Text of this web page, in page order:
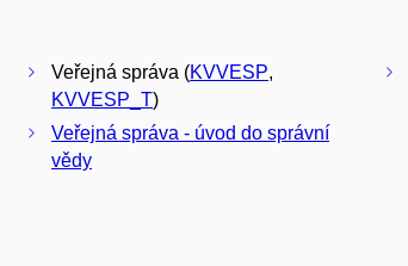
Veřejná správa (KVVESP,
KVVESP_T)
Veřejná správa - úvod do správní
vědy